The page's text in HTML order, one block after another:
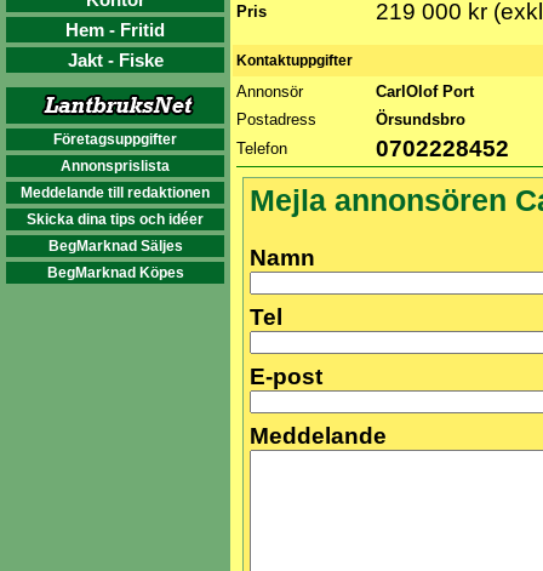
Hem - Fritid
Jakt - Fiske
Företagsuppgifter
Annonsprislista
Meddelande till redaktionen
Skicka dina tips och idéer
BegMarknad Säljes
BegMarknad Köpes
Pris 219 000 kr
Kontaktuppgifter
Annonsör
CarlOlof Port
Postadress
Örsundsbro
Telefon
0702228452
Mejla annonsören
Namn
Tel
E-post
Meddelande